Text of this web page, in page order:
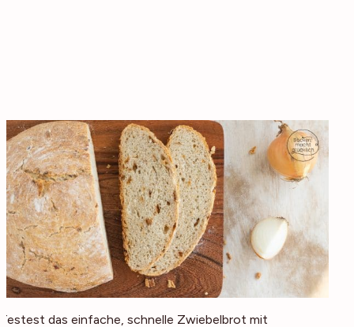
Testest das einfache, schnelle Zwiebelbrot mit